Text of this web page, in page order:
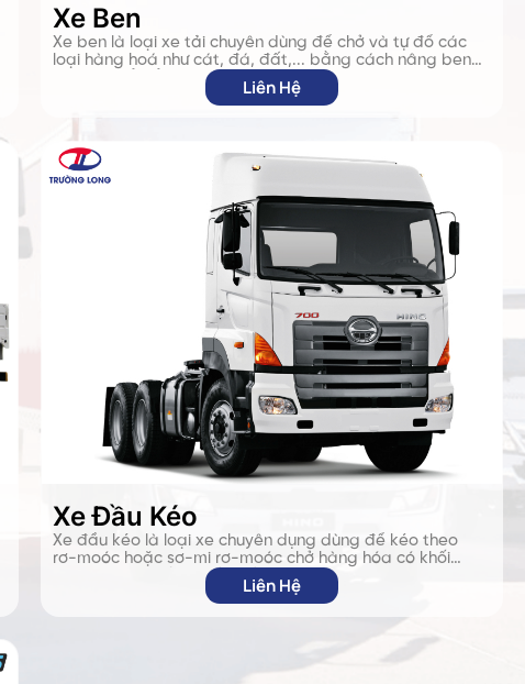
Xe Ben
Xe ben là loại xe tải chuyên dùng để chở và tự đổ các
loại hàng hoá như cát, đá, đất,... bằng cách nâng ben
thủy lực để đổ hàng nhanh chóng. Xe thường được sử
dụng trong xây dựng, khai thác mỏ và san lấp mặt
Liên Hệ
Xe Đầu Kéo
Xe đầu kéo là loại xe chuyên dụng dùng để kéo theo
rơ-moóc hoặc sơ-mi rơ-moóc chở hàng hóa có khối
lượng lớn. Xe gồm phần đầu (có động cơ và cabin) và
phần moóc tách rời, giúp linh hoạt trong vận chuyển
Liên Hệ